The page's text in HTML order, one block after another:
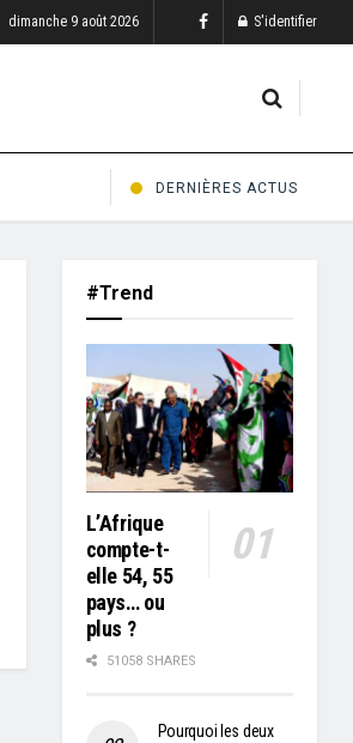
dimanche 9 août 2026 S'identifier
DERNIÈRES ACTUS
#Trend
L’Afrique
compte-t-
elle 54, 55
pays… ou
plus ?
51058 SHARES
Pourquoi les deux